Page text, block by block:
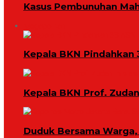
Kasus Pembunuhan
Kepala BKN
Kepala BKN Prof.
Duduk Bersama